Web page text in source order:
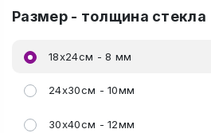
Размер - толщина стекла
18х24см - 8 мм
24х30см - 10мм
30х40см - 12мм